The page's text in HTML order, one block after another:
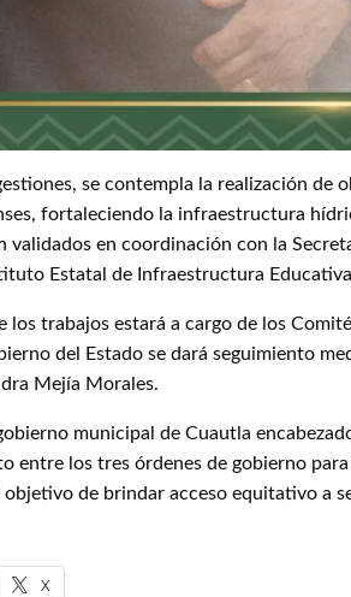
se contempla la realización
fortaleciendo la infraestructura
validados en coordinación con la
Estatal de Infraestructura
los trabajos estará a cargo de los
del Estado se dará seguimiento
Mejía Morales.
municipal de Cuautla
entre los tres órdenes de gobierno
de brindar acceso equitativo a
X